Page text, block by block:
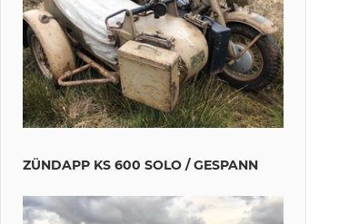
ZÜNDAPP KS 600 SOLO / GESPANN